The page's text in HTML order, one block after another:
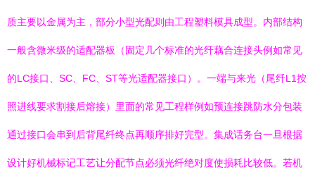
质主要以金属为主，部分小型光配则由工程塑料模具成型。内部结构
一般含微米级的适配器板（固定几个标准的光纤藕合连接头例如常见
的LC接口、SC、FC、ST等光适配器接口）。一端与来光（尾纤L1按
照进线要求割接后熔接）里面的常见工程样例如预连接跳防水分包装
通过接口会串到后背尾纤终点再顺序排好完型。集成话务台一旦根据
设计好机械标记工艺让分配节点必须光纤绝对度使损耗比较低。若机